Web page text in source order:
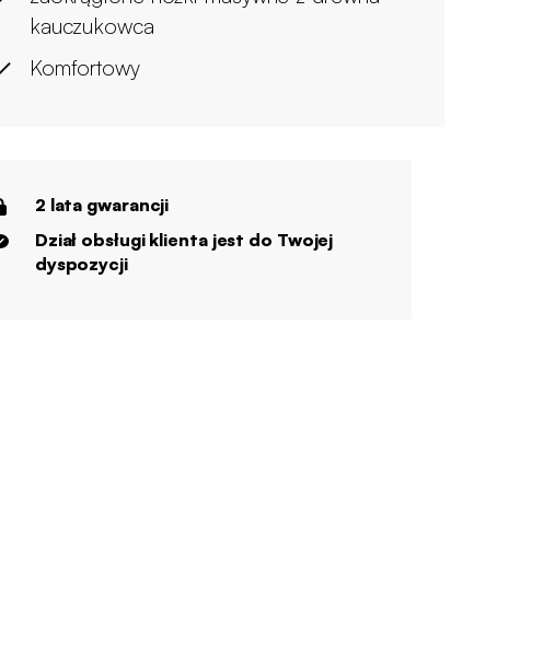
kauczukowca
Komfortowy
2 lata gwarancji
Dział obsługi klienta jest do Twojej
dyspozycji